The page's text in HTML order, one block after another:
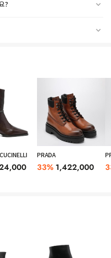
?
PRADA
33% 1,422,000